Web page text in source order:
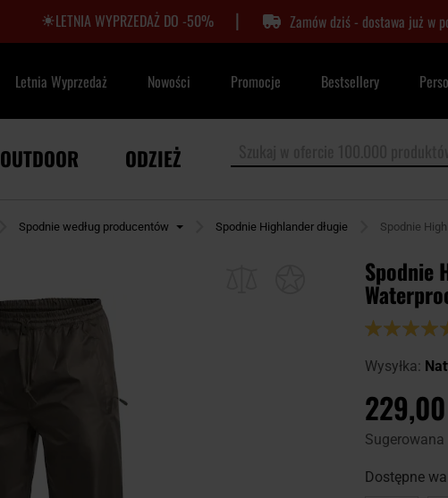
LETNIA WYPRZEDAŻ DO -50% | Zamów dziś - dostawa już w
Letnia Wyprzedaż Nowości Promocje Bestsellery
OUTDOOR ODZIEŻ
Spodnie według producentów Spodnie Highlander długie Spodnie
Spodnie
Ocena:
Wysyłka:
229,00
Dostępne